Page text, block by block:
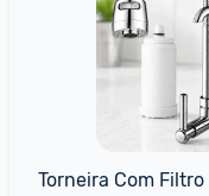
Torneira Com